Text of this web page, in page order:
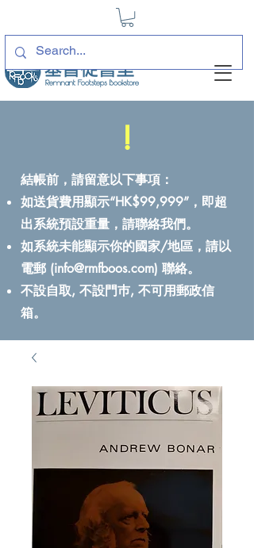
!
結帳前，請留意以下事項：
如送貨費用顯示“HK$99,999”，即超
出系統預設重量，請聯絡我們。
如系統未能顯示你的國家/地區，請以
電郵 (info@rmfboos.com) 聯絡。
不設自取, 不設門巿, 不可用郵政信
箱。